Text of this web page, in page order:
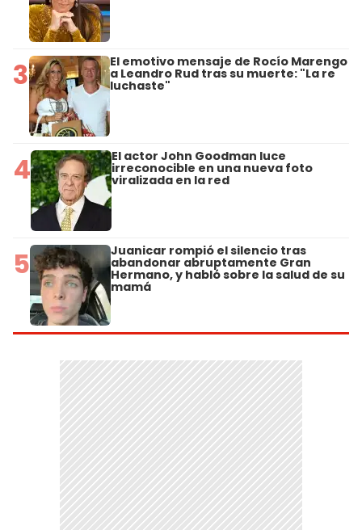
3 El emotivo mensaje de Rocío Marengo
a Leandro Rud tras su muerte: "La re
luchaste"
4 El actor John Goodman luce
irreconocible en una nueva foto
viralizada en la red
5 Juanicar rompió el silencio tras
abandonar abruptamente Gran
Hermano, y habló sobre la salud de su
mamá